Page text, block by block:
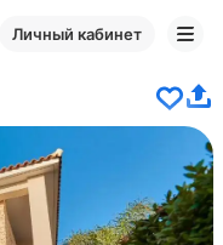
Личный кабинет